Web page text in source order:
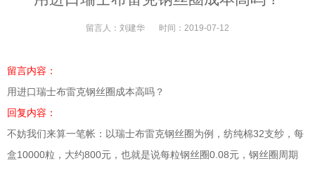
留言人： 刘建华 时间： 2019-07-12
留言内容：
用进口瑞士布雷克钢丝圈成本高吗？
回复内容：
不妨我们来算一笔帐：以瑞士布雷克钢丝圈为例，纺纯棉32支纱，每
盒10000粒，大约800元，也就是说每粒钢丝圈0.08元，钢丝圈周期